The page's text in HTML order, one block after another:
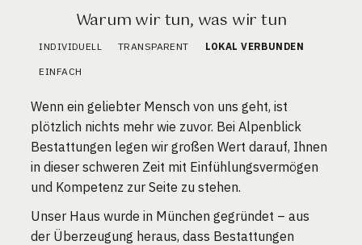
Warum wir tun, was wir tun
INDIVIDUELL TRANSPARENT LOKAL VERBUNDEN
EINFACH
Wenn ein geliebter Mensch von uns geht, ist
plötzlich nichts mehr wie zuvor. Bei Alpenblick
Bestattungen legen wir großen Wert darauf, Ihnen
in dieser schweren Zeit mit Einfühlungsvermögen
und Kompetenz zur Seite zu stehen.
Unser Haus wurde in München gegründet – aus
der Überzeugung heraus, dass Bestattungen